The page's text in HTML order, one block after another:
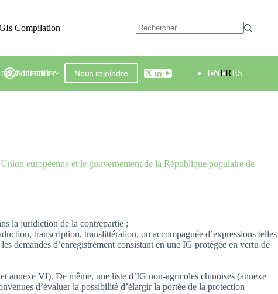
Compilation
contacter
S'identifier Nous rejoindre ENFRES
européenne et le gouvernement de la République populaire de
la juridiction de la contrepartie ;
transcription, translittération, ou accompagnée d’expressions telles
demandes d’enregistrement consistant en une IG protégée en vertu de
annexe VI). De même, une liste d’IG non-agricoles chinoises (annexe
d’évaluer la possibilité d’élargir la portée de la protection